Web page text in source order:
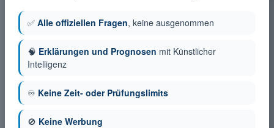
✅ Alle offiziellen Fragen, keine ausgenommen
🧠 Erklärungen und Prognosen mit Künstlicher
Intelligenz
♾️ Keine Zeit- oder Prüfungslimits
🚫 Keine Werbung